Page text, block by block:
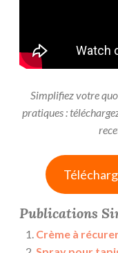
Simplifiez votre
pratiques :
Publications
Crème à